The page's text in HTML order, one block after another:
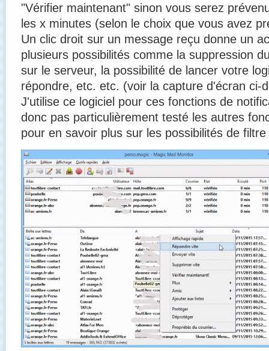
"Vérifier maintenant" sinon vous serez
les x minutes (selon le choix que vous avez
Un clic droit sur un message reçu donne un
plusieurs possibilités comme la suppression
sur le serveur, la possibilité de lancer votre
répondre, etc. etc. (voir la capture d'écran ci-
J'utilise ce logiciel pour ces fonctions de
donc pas particulièrement testé les autres
pour en savoir plus sur les possibilités de